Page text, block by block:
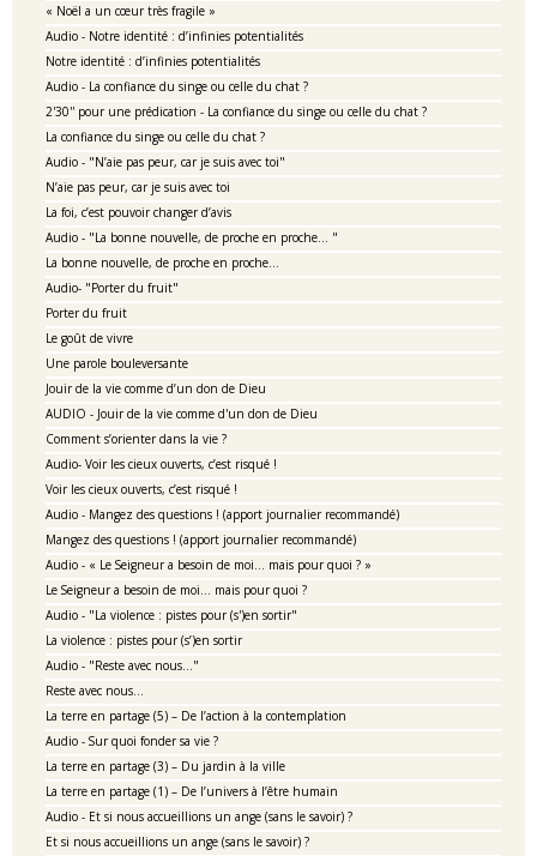
« Noël a un cœur très fragile »
Audio - Notre identité : d’infinies potentialités
Notre identité : d’infinies potentialités
Audio - La confiance du singe ou celle du chat ?
2'30'' pour une prédication - La confiance du singe ou celle du chat ?
La confiance du singe ou celle du chat ?
Audio - "N’aie pas peur, car je suis avec toi"
N’aie pas peur, car je suis avec toi
La foi, c’est pouvoir changer d’avis
Audio - "La bonne nouvelle, de proche en proche… "
La bonne nouvelle, de proche en proche…
Audio- "Porter du fruit"
Porter du fruit
Le goût de vivre
Une parole bouleversante
Jouir de la vie comme d’un don de Dieu
AUDIO - Jouir de la vie comme d'un don de Dieu
Comment s’orienter dans la vie ?
Audio- Voir les cieux ouverts, c’est risqué !
Voir les cieux ouverts, c’est risqué !
Audio - Mangez des questions ! (apport journalier recommandé)
Mangez des questions ! (apport journalier recommandé)
Audio - « Le Seigneur a besoin de moi… mais pour quoi ? »
Le Seigneur a besoin de moi… mais pour quoi ?
Audio - "La violence : pistes pour (s')en sortir"
La violence : pistes pour (s’)en sortir
Audio - "Reste avec nous…"
Reste avec nous…
La terre en partage (5) – De l’action à la contemplation
Audio - Sur quoi fonder sa vie ?
La terre en partage (3) – Du jardin à la ville
La terre en partage (1) – De l’univers à l’être humain
Audio - Et si nous accueillions un ange (sans le savoir) ?
Et si nous accueillions un ange (sans le savoir) ?